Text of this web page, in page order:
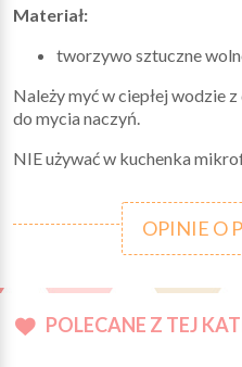
Materiał:
tworzywo sztuczne
Należy myć w ciepłej wodzie
do mycia naczyń.
NIE używać w kuchenka
OPINIE O
POLECANE Z TEJ